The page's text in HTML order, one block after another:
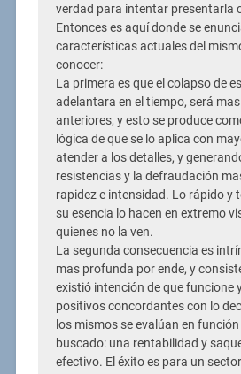
verdad para intentar presentarla
Entonces es aquí donde se
características actuales del
conocer:
La primera es que el colapso de
adelantara en el tiempo, será
anteriores, y esto se produce
lógica de que se lo aplica con
atender a los detalles, y
resistencias y la defraudación
rapidez e intensidad. Lo rápido y
su esencia lo hacen en extremo
quienes no la ven.
La segunda consecuencia es
mas profunda por ende, y
existió intención de que funcione
positivos concordantes con lo
los mismos se evalúan en
buscado: una rentabilidad y
efectivo. El éxito es para un